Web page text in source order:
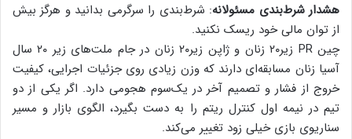
هشدار شرط‌بندی مسئولانه: شرط‌بندی را سرگرمی بدانید و هرگز بیش
از توان مالی خود ریسک نکنید.
چین PR زیر۲۰ زنان و ژاپن زیر۲۰ زنان در جام ملت‌های زیر ۲۰ سال
آسیا زنان مسابقه‌ای دارند که وزن زیادی روی جزئیات اجرایی، کیفیت
خروج از فشار و تصمیم آخر در یک‌سوم هجومی دارد. اگر یکی از دو
تیم در نیمه اول کنترل ریتم را به دست بگیرد، الگوی بازار و مسیر
سناریوی بازی خیلی زود تغییر می‌کند.